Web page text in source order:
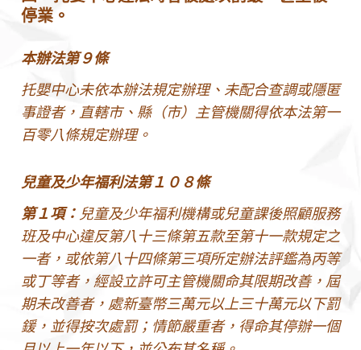
停業。
本辦法第９條
托嬰中心未依本辦法規定辦理、未配合查調或隱匿
事證者，直轄市、縣（市）主管機關得依本法第一
百零八條規定辦理。
兒童及少年福利法第１０８條
第１項： 兒童及少年福利機構或兒童課後照顧服務
班及中心違反第八十三條第五款至第十一款規定之
一者，或依第八十四條第三項所定辦法評鑑為丙等
或丁等者，經設立許可主管機關命其限期改善，屆
期未改善者，處新臺幣三萬元以上三十萬元以下罰
鍰，並得按次處罰；情節嚴重者，得命其停辦一個